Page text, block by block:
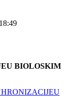
U BIOLOSKIM